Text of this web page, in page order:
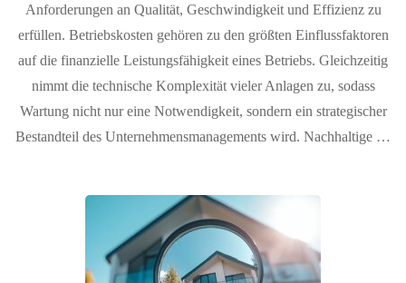
Anforderungen an Qualität, Geschwindigkeit und Effizienz zu
erfüllen. Betriebskosten gehören zu den größten Einflussfaktoren
auf die finanzielle Leistungsfähigkeit eines Betriebs. Gleichzeitig
nimmt die technische Komplexität vieler Anlagen zu, sodass
Wartung nicht nur eine Notwendigkeit, sondern ein strategischer
Bestandteil des Unternehmensmanagements wird. Nachhaltige …